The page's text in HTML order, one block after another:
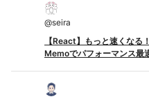
@seira
【React】もっと速くな
Memoでパフォーマンス最